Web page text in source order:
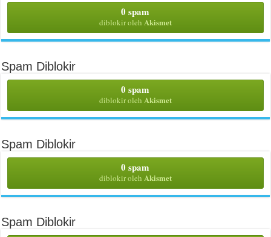
0 spam
diblokir oleh Akismet
Spam Diblokir
0 spam
diblokir oleh Akismet
Spam Diblokir
0 spam
diblokir oleh Akismet
Spam Diblokir